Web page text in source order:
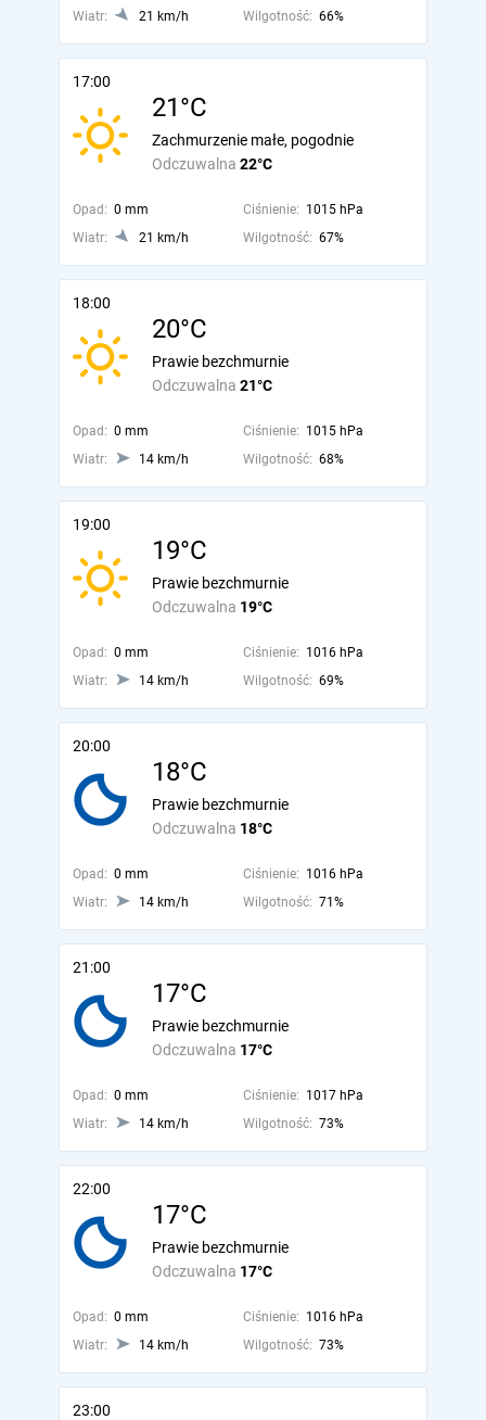
Wiatr: 21 km/h Wilgotność: 66%
17:00
21°C
Odczuwalna 22°C
Zachmurzenie małe, pogodnie
Opad: 0 mm Ciśnienie: 1015 hPa
Wiatr:
21 km/h Wilgotność: 67%
18:00
20°C
Odczuwalna 21°C
Prawie bezchmurnie
Opad: 0 mm Ciśnienie: 1015 hPa
Wiatr:
14 km/h Wilgotność: 68%
19:00
19°C
Odczuwalna 19°C
Prawie bezchmurnie
Opad: 0 mm Ciśnienie: 1016 hPa
Wiatr:
14 km/h Wilgotność: 69%
20:00
18°C
Odczuwalna 18°C
Prawie bezchmurnie
Opad: 0 mm Ciśnienie: 1016 hPa
Wiatr:
14 km/h Wilgotność: 71%
21:00
17°C
Odczuwalna 17°C
Prawie bezchmurnie
Opad: 0 mm Ciśnienie: 1017 hPa
Wiatr:
14 km/h Wilgotność: 73%
22:00
17°C
Odczuwalna 17°C
Prawie bezchmurnie
Opad: 0 mm Ciśnienie: 1016 hPa
Wiatr:
14 km/h Wilgotność: 73%
23:00